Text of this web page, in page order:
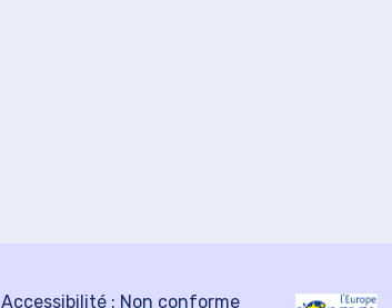
Accessibilité : Non conforme